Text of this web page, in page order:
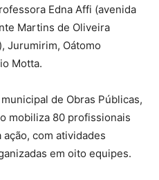
Edna Affi (avenida
Martins de Oliveira
Jurumirim, Oátomo
Motta.
de Obras Públicas,
mobiliza 80 profissionais
com atividades
em oito equipes.